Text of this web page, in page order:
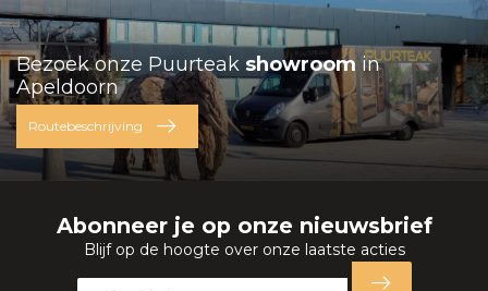
Bezoek onze Puurteak showroom in
Apeldoorn
Routebeschrijving
Abonneer je op onze nieuwsbrief
Blijf op de hoogte over onze laatste acties